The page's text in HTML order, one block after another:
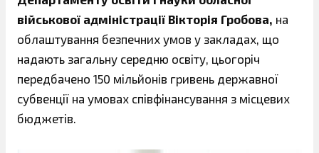
військової адміністрації Вікторія Гробова, на
облаштування безпечних умов у закладах, що
надають загальну середню освіту, цьогоріч
передбачено 150 мільйонів гривень державної
субвенції на умовах співфінансування з місцевих
бюджетів.